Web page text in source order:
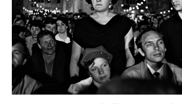
e
t
s
n
r